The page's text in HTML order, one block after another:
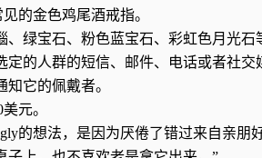
的金色鸡尾酒戒指。
、绿宝石、粉色蓝宝石、彩虹色月光
定的人群的短信、邮件、电话或者社
它的佩戴者。
元。
的想法，是因为厌倦了错过来自亲朋